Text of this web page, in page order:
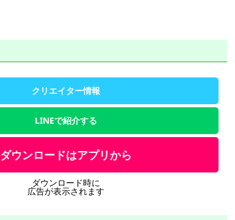
クリエイター情報
LINEで紹介する
ダウンロードはアプリから
ダウンロード時に
広告が表示されます